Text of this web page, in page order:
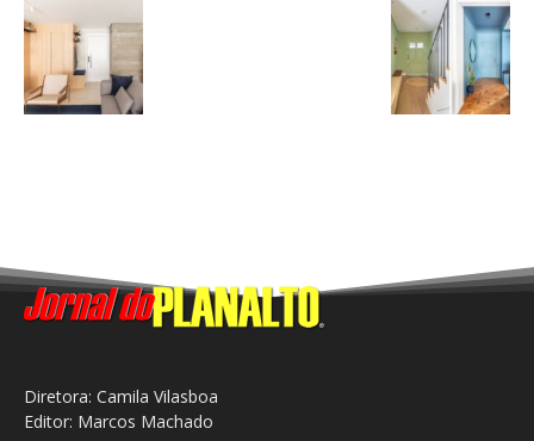
Diretora: Camila Vilasboa
Editor: Marcos Machado